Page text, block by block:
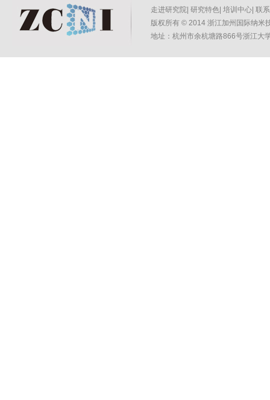
走进研究院 研究特色 培训中心 联
版权所有 © 2014 浙江加州国际纳米
地址：杭州市余杭塘路866号浙江